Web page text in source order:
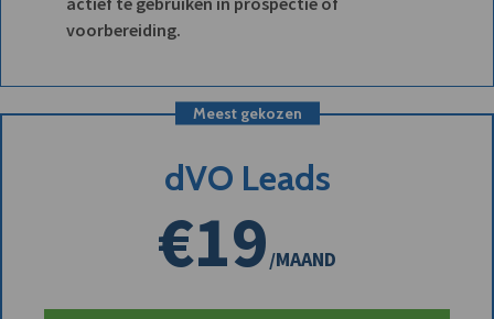
voorbereiding.
Meest gekozen
dVO Leads
€19/MAAND